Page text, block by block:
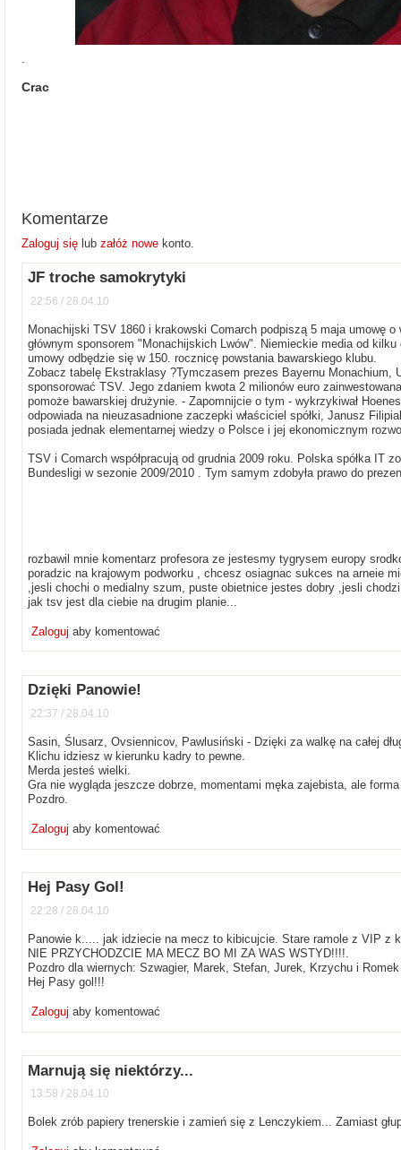
Crac
Komentarze
Zaloguj się lub załóż nowe konto.
JF troche samokrytyki
22:56 / 28.04.10
Monachijski TSV 1860 i krakowski Comarch podpiszą 5 maja umowę
głównym sponsorem "Monachijskich Lwów". Niemieckie media od
umowy odbędzie się w 150. rocznicę powstania bawarskiego klubu.
Zobacz tabelę Ekstraklasy ?Tymczasem prezes Bayernu Monachium,
sponsorować TSV. Jego zdaniem kwota 2 milionów euro
pomoże bawarskiej drużynie. - Zapomnijcie o tym - wykrzykiwał
odpowiada na nieuzasadnione zaczepki właściciel spółki, Janusz
posiada jednak elementarnej wiedzy o Polsce i jej ekonomicznym
TSV i Comarch współpracują od grudnia 2009 roku. Polska spółka IT
Bundesligi w sezonie 2009/2010 . Tym samym zdobyła prawo do
rozbawil mnie komentarz profesora ze jestesmy tygrysem europy
poradzic na krajowym podworku , chcesz osiagnac sukces na arneie
,jesli chochi o medialny szum, puste obietnice jestes dobry ,jesli
jak tsv jest dla ciebie na drugim planie...
Zalogujaby komentować
Dzięki Panowie!
22:37 / 28.04.10
Sasin, Ślusarz, Ovsiennicov, Pawlusiński - Dzięki za walkę na całej
Klichu idziesz w kierunku kadry to pewne.
Merda jesteś wielki.
Gra nie wygląda jeszcze dobrze, momentami męka zajebista, ale
Pozdro.
Zalogujaby komentować
Hej Pasy Gol!
22:28 / 28.04.10
Panowie k..... jak idziecie na mecz to kibicujcie. Stare ramole z VIP z
NIE PRZYCHODZCIE MA MECZ BO MI ZA WAS WSTYD!!!!.
Pozdro dla wiernych: Szwagier, Marek, Stefan, Jurek, Krzychu i
Hej Pasy gol!!!
Zalogujaby komentować
Marnują się niektórzy...
13:58 / 28.04.10
Bolek zrób papiery trenerskie i zamień się z Lenczykiem... Zamiast